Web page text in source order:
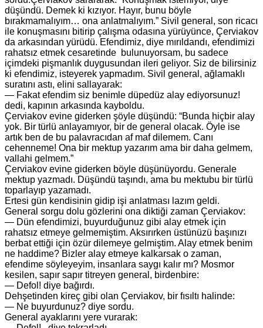
düşündü. Demek ki kızıyor. Hayır, bunu böyle
bırakmamalıyım… ona anlatmalıyım.” Sivil general, son ricacı
ile konuşmasını bitirip çalışma odasına yürüyünce, Çerviakov
da arkasından yürüdü. Efendimiz, diye mırıldandı, efendimizi
rahatsız etmek cesaretinde bulunuyorsam, bu sadece
içimdeki pişmanlık duygusundan ileri geliyor. Siz de bilirsiniz
ki efendimiz, isteyerek yapmadım. Sivil general, ağlamaklı
suratını astı, elini sallayarak:
— Fakat efendim siz benimle düpedüz alay ediyorsunuz!
dedi, kapının arkasında kayboldu.
Çerviakov evine giderken şöyle düşündü: “Bunda hiçbir alay
yok. Bir türlü anlayamıyor, bir de general olacak. Öyle ise
artık ben de bu palavracıdan af maf dilemem. Canı
cehenneme! Ona bir mektup yazarım ama bir daha gelmem,
vallahi gelmem.”
Çerviakov evine giderken böyle düşünüyordu. Generale
mektup yazmadı. Düşündü taşındı, ama bu mektubu bir türlü
toparlayıp yazamadı.
Ertesi gün kendisinin gidip işi anlatması lazım geldi.
General sorgu dolu gözlerini ona diktiği zaman Çerviakov:
— Dün efendimizi, buyurduğunuz gibi alay etmek için
rahatsız etmeye gelmemiştim. Aksırırken üstünüzü başınızı
berbat ettiği için özür dilemeye gelmiştim. Alay etmek benim
ne haddime? Bizler alay etmeye kalkarsak o zaman,
efendime söyleyeyim, insanlara saygı kalır mı? Mosmor
kesilen, sapır sapır titreyen general, birdenbire:
— Defol! diye bağırdı.
Dehşetinden kireç gibi olan Çerviakov, bir fısıltı halinde:
— Ne buyurdunuz? diye sordu.
General ayaklarını yere vurarak: